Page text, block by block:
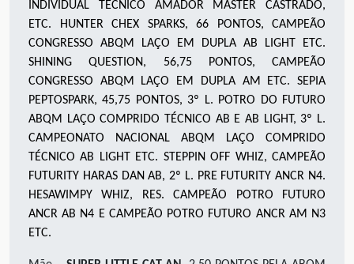
INDIVIDUAL TÉCNICO AMADOR MASTER CASTRADO,
ETC. HUNTER CHEX SPARKS, 66 PONTOS, CAMPEÃO
CONGRESSO ABQM LAÇO EM DUPLA AB LIGHT ETC.
SHINING QUESTION, 56,75 PONTOS, CAMPEÃO
CONGRESSO ABQM LAÇO EM DUPLA AM ETC. SEPIA
PEPTOSPARK, 45,75 PONTOS, 3º L. POTRO DO FUTURO
ABQM LAÇO COMPRIDO TÉCNICO AB E AB LIGHT, 3º L.
CAMPEONATO NACIONAL ABQM LAÇO COMPRIDO
TÉCNICO AB LIGHT ETC. STEPPIN OFF WHIZ, CAMPEÃO
FUTURITY HARAS DAN AB, 2º L. PRE FUTURITY ANCR N4.
HESAWIMPY WHIZ, RES. CAMPEÃO POTRO FUTURO
ANCR AB N4 E CAMPEÃO POTRO FUTURO ANCR AM N3
ETC.